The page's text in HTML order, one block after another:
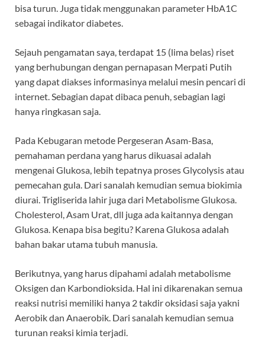
bisa turun. Juga tidak menggunakan parameter HbA1C
sebagai indikator diabetes.
Sejauh pengamatan saya, terdapat 15 (lima belas) riset
yang berhubungan dengan pernapasan Merpati Putih
yang dapat diakses informasinya melalui mesin pencari di
internet. Sebagian dapat dibaca penuh, sebagian lagi
hanya ringkasan saja.
Pada Kebugaran metode Pergeseran Asam-Basa,
pemahaman perdana yang harus dikuasai adalah
mengenai Glukosa, lebih tepatnya proses Glycolysis atau
pemecahan gula. Dari sanalah kemudian semua biokimia
diurai. Trigliserida lahir juga dari Metabolisme Glukosa.
Cholesterol, Asam Urat, dll juga ada kaitannya dengan
Glukosa. Kenapa bisa begitu? Karena Glukosa adalah
bahan bakar utama tubuh manusia.
Berikutnya, yang harus dipahami adalah metabolisme
Oksigen dan Karbondioksida. Hal ini dikarenakan semua
reaksi nutrisi memiliki hanya 2 takdir oksidasi saja yakni
Aerobik dan Anaerobik. Dari sanalah kemudian semua
turunan reaksi kimia terjadi.